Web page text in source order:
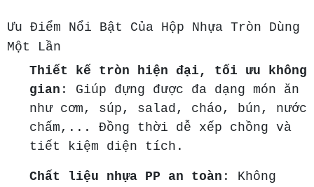
Ưu Điểm Nổi Bật Của Hộp Nhựa Tròn Dùng
Một Lần
Thiết kế tròn hiện đại, tối ưu không
gian : Giúp đựng được đa dạng món ăn
như cơm, súp, salad, cháo, bún, nước
chấm,... Đồng thời dễ xếp chồng và
tiết kiệm diện tích.
Chất liệu nhựa PP an toàn : Không